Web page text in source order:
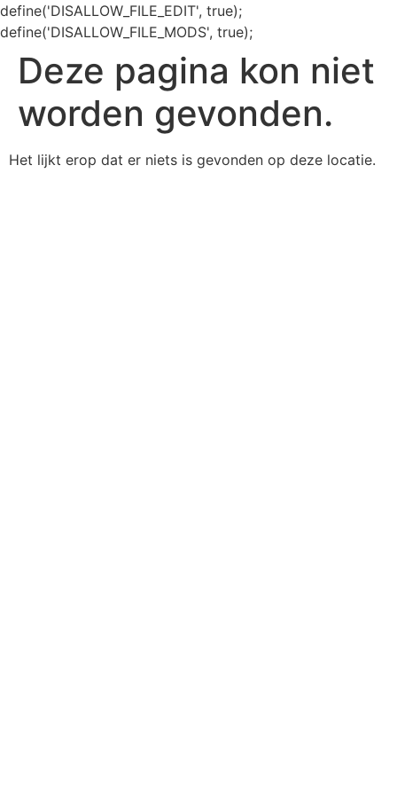
define('DISALLOW_FILE_EDIT', true);
define('DISALLOW_FILE_MODS', true);
Deze pagina kon niet
worden gevonden.
Het lijkt erop dat er niets is gevonden op deze locatie.